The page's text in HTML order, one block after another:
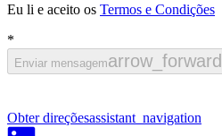
Eu li e aceito os Termos e Condições
*
Enviar mensagemarrow_forward
Obter direçõesassistant_navigation